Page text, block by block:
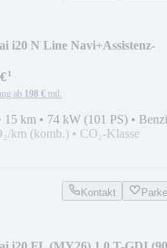
i20 N Line Navi+Assistenz-
¹
ab 198 € mtl.
15 km • 74 kW (101 PS) •
km (komb.) • CO₂-Klasse
Kontakt